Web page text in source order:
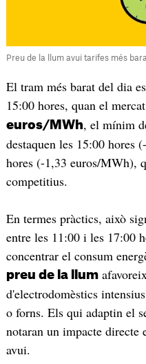
Preu de la llum avui tarifes més
El tram més barat del dia
15:00 hores, quan el
euros/MWh, el mínim
destaquen les 15:00 hores
hores (-1,33 euros/MWh),
competitius.
En termes pràctics, això
entre les 11:00 i les 17:00
concentrar el consum
preu de la llum
d'electrodomèstics
o forns. Els qui adaptin el
notaran un impacte directe
avui.